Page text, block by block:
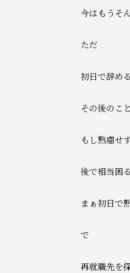
今はもうそ
ただ
初日で辞め
その後のこ
もし熟慮せ
後で相当困
まぁ初日で
で
再就職先を